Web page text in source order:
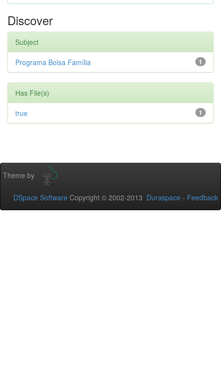
Discover
Subject
1
Programa Bolsa Família
Has File(s)
1
true
Theme by
DSpace Software Copyright © 2002-2013 Duraspace - Feedback